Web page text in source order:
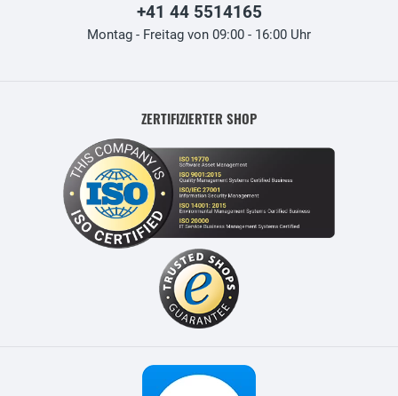
+41 44 5514165
Montag - Freitag von 09:00 - 16:00 Uhr
ZERTIFIZIERTER SHOP